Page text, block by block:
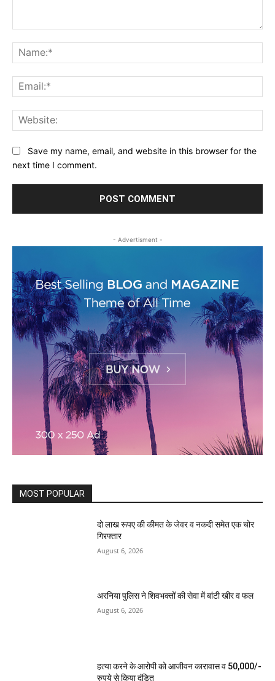
Save my name, email, and website in this browser for the
next time I comment.
- Advertisment -
MOST POPULAR
दो लाख रूपए की कीमत के जेवर व नकदी समेत एक चोर
गिरफ्तार
August 6, 2026
अरनिया पुलिस ने शिवभक्तों की सेवा में बांटी खीर व फल
August 6, 2026
हत्या करने के आरोपी को आजीवन कारावास व 50,000/-
रुपये से किया दंडित